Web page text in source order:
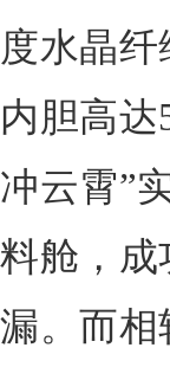
度水晶
内胆高达
冲云霄”
料舱，成
漏。而相